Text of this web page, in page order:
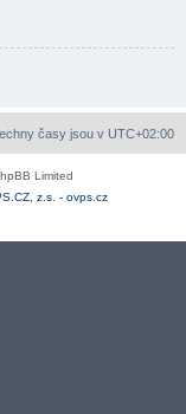
časy jsou v UTC+02:00
Limited
z.s. - ovps.cz